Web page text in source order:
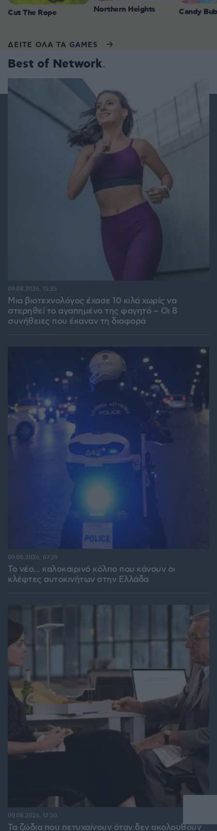
Cut The Rope Northern Heights Candy
ΔΕΙΤΕ ΟΛΑ ΤΑ GAMES
Best of Network
Μια βιοτεχνολόγος έχασε 10 κιλά χωρίς να
στερηθεί το αγαπημένο της φαγητό – Οι 8
συνήθειες που έκαναν τη διαφορά
09.08.2026, 15:35
Το νέο... καλοκαιρινό κόλπο που κάνουν οι
κλέφτες αυτοκινήτων στην Ελλάδα
09.08.2026, 07:29
Τα ζώδια που πετυχαίνουν όταν δεν ακολουθούν
09.08.2026, 12:30